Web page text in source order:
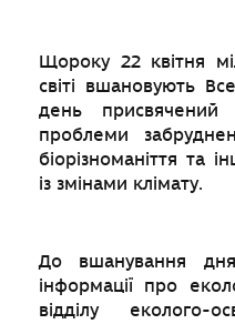
Щороку 22 квітня
світі вшановують
день
проблеми
біорізноманіття та
із змінами клімату.
До вшанування
інформації про
відділу еколого-